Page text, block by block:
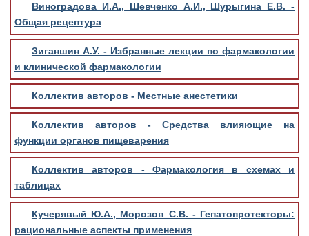
Виноградова И.А., Шевченко А.И., Шурыгина Е.В. -
Общая рецептура
Зиганшин А.У. - Избранные лекции по фармакологии
и клинической фармакологии
Коллектив авторов - Местные анестетики
Коллектив авторов - Средства влияющие на
функции органов пищеварения
Коллектив авторов - Фармакология в схемах и
таблицах
Кучерявый Ю.А., Морозов С.В. - Гепатопротекторы:
рациональные аспекты применения